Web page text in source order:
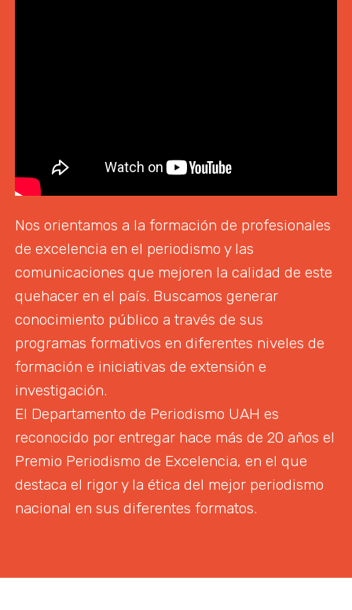
Nos orientamos a la formación de profesionales
de excelencia en el periodismo y las
comunicaciones que mejoren la calidad de este
quehacer en el país. Buscamos generar
conocimiento público a través de sus
programas formativos en diferentes niveles de
formación e iniciativas de extensión e
investigación.
El Departamento de Periodismo UAH es
reconocido por entregar hace más de 20 años el
Premio Periodismo de Excelencia, en el que
destaca el rigor y la ética del mejor periodismo
nacional en sus diferentes formatos.